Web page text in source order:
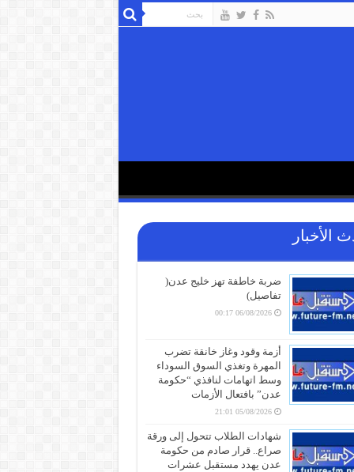
الأخبار
ضربة خاطفة تهز خليج عدن(
تفاصيل)
06/08/2026 00:17
أزمة وقود وغاز خانقة تضرب
المهرة وتغذي السوق السوداء
وسط اتهامات لنافذي “حكومة
عدن” بافتعال الأزمات
05/08/2026 21:01
شهادات الطلاب تتحول إلى ورقة
صراع.. قرار صادم من حكومة
عدن يهدد مستقبل عشرات